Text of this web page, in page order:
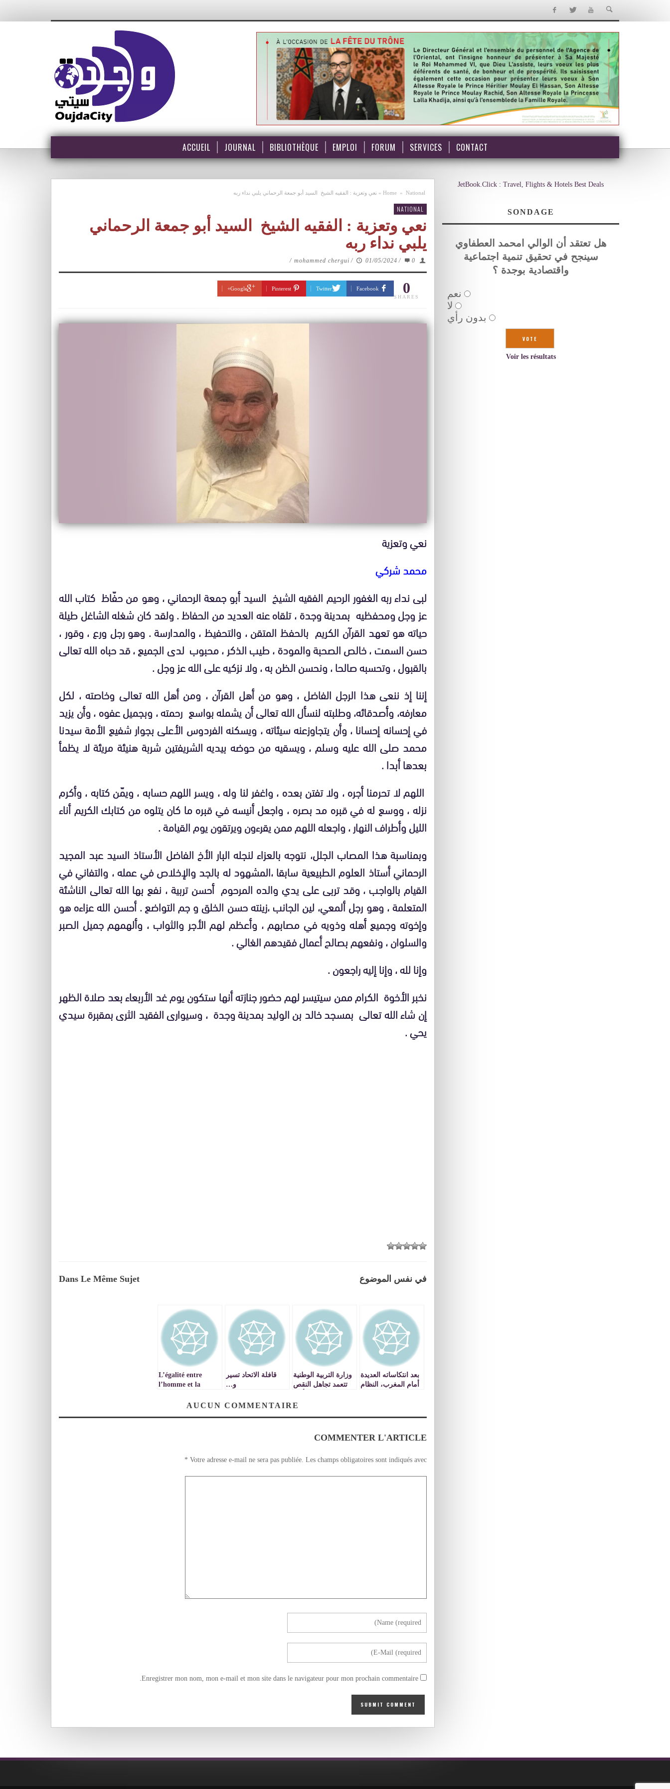
ACCUEIL JOURNAL BIBLIOTHÈQUE EMPLOI FORUM SERVICES CONTACT
Home » National
» نعي وتعزية : الفقيه الشيخ السيد أبو جمعة الرحماني يلبي نداء ربه
NATIONAL
نعي وتعزية : الفقيه الشيخ السيد أبو جمعة الرحماني
يلبي نداء ربه
mohammed chergui / 01/05/2024 / 0
/
0
SHARES
Facebook
Twitter
Pinterest
Google+
نعي وتعزية
محمد شركي
لبى نداء ربه الغفور الرحيم الفقيه الشيخ السيد أبو جمعة الرحماني ، وهو من حفّاظ كتاب الله
عز وجل ومحفظيه بمدينة وجدة ، تلقاه عنه العديد من الحفاظ . ولقد كان شغله الشاغل طيلة
حياته هو تعهد القرآن الكريم بالحفظ المتقن ، والتحفيظ ، والمدارسة . وهو رجل ورع ، وقور ،
حسن السمت ، خالص الصحبة والمودة ، طيب الذكر ، محبوب لدى الجميع ، قد حباه الله تعالى
بالقبول ، وتحسبه صالحا ، ونحسن الظن به ، ولا نزكيه على الله عز وجل .
إننا إذ ننعى هذا الرجل الفاضل ، وهو من أهل القرآن ، ومن أهل الله تعالى وخاصته ، لكل
معارفه، وأصدقائه، وطلبته لنسأل الله تعالى أن يشمله بواسع رحمته ، وبجميل عفوه ، وأن يزيد
في إحسانه إحسانا ، وأن يتجاوزعنه سيئاته ، ويسكنه الفردوس الأعلى بجوار شفيع الأمة سيدنا
محمد صلى الله عليه وسلم ، ويسقيه من حوضه بيديه الشريفتين شربة هنيئة مريئة لا يظمأ
بعدها أبدا .
اللهم لا تحرمنا أجره ، ولا تفتن بعده ، واغفر لنا وله ، ويسر اللهم حسابه ، ويمّن كتابه ، وأكرم
نزله ، ووسع له في قبره مد بصره ، واجعل أنيسه في قبره ما كان يتلوه من كتابك الكريم أناء
الليل وأطراف النهار ، واجعله اللهم ممن يقرءون ويرتقون يوم القيامة .
وبمناسبة هذا المصاب الجلل، نتوجه بالعزاء لنجله البار الأخ الفاضل الأستاذ السيد عبد المجيد
الرحماني أستاذ العلوم الطبيعية سابقا ،المشهود له بالجد والإخلاص في عمله ، والتفاني في
القيام بالواجب ، وقد تربى على يدي والده المرحوم أحسن تربية ، نفع بها الله تعالى الناشئة
المتعلمة ، وهو رجل ألمعي، لين الجانب ،زينته حسن الخلق و جم التواضع . أحسن الله عزاءه هو
وإخوته وجميع أهله وذويه في مصابهم ، وأعظم لهم الأجر والثواب ، وألهمهم جميل الصبر
والسلوان ، ونفعهم بصالح أعمال فقيدهم الغالي .
وإنا لله ، وإنا إليه راجعون .
نخبر الأخوة الكرام ممن سيتيسر لهم حضور جنازته أنها ستكون يوم غد الأربعاء بعد صلاة الظهر
إن شاء الله تعالى بمسجد خالد بن الوليد بمدينة وجدة ، وسيوارى الفقيد الثرى بمقبرة سيدي
يحي .
Dans Le Même Sujet في نفس الموضوع
بعد انتكاساته العديدة
أمام المغرب، النظام
مغاربة
وزارة التربية الوطنية
تتعمد تجاهل النقص
المراقبة التربوية
قافلة الاتحاد تسير
و…
L’égalité entre
l’homme et la
AUCUN COMMENTAIRE
COMMENTER L'ARTICLE
Votre adresse e-mail ne sera pas publiée. Les champs obligatoires sont indiqués avec
*
Enregistrer mon nom, mon e-mail et mon site dans le navigateur pour mon prochain commentaire.
JetBook.Click : Travel, Flights & Hotels Best Deals
SONDAGE
هل تعتقد أن الوالي امحمد العطفاوي
سينجح في تحقيق تنمية اجتماعية
واقتصادية بوجدة ؟
نعم
لا
بدون رأي
Voir les résultats